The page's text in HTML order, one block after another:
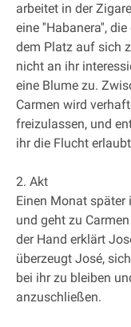
arbeitet in der
eine ''Habanera'',
dem Platz auf sich
nicht an ihr
eine Blume zu.
Carmen wird
freizulassen, und
ihr die Flucht
2. Akt
Einen Monat später
und geht zu
der Hand erklärt
überzeugt José,
bei ihr zu bleiben
anzuschließen.